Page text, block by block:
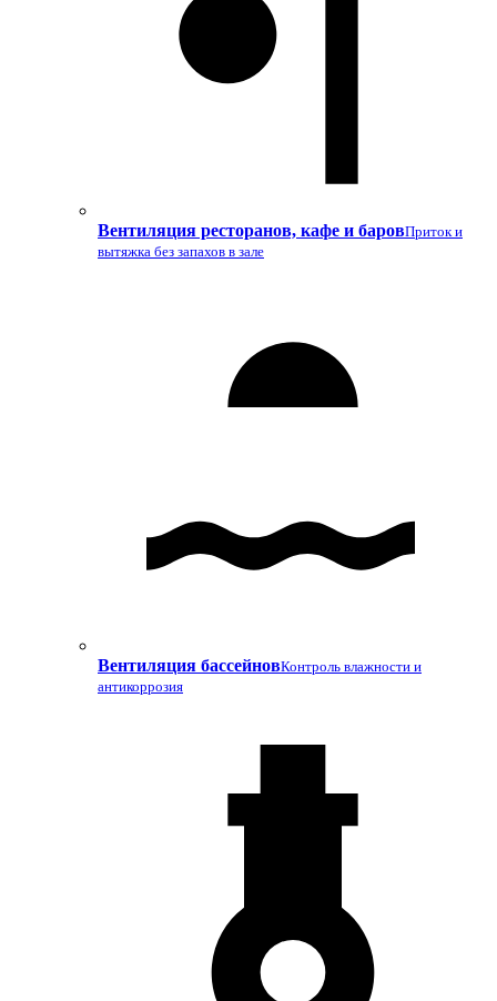
Вентиляция ресторанов, кафе и баровПриток и
вытяжка без запахов в зале
Вентиляция бассейновКонтроль влажности и
антикоррозия